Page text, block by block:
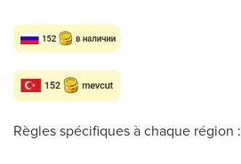
Règles spécifiques à chaque région :